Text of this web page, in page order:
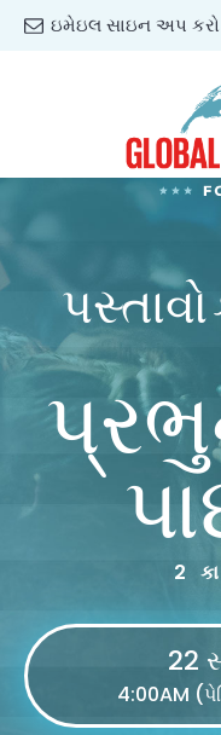
ઇમેઇલ સાઇન અપ કરો
પસ્તાવો
2
22
4:00AM